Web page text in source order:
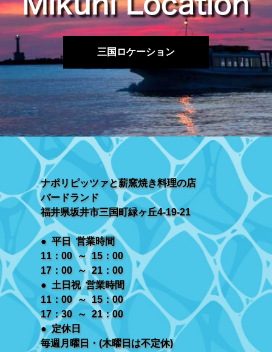
三国ロケーション
ナポリピッツァと薪窯焼き料理の店
バードランド
福井県坂井市三国町緑ヶ丘4-19-21
● 平日 営業時間
11：00 ～ 15：00
17：00 ～ 21：00
● 土日祝 営業時間
11：00 ～ 15：00
17：30 ～ 21：00
● 定休日
毎週月曜日・(木曜日は不定休)